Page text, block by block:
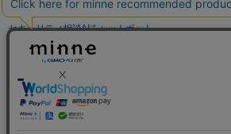
パスワード漏洩診断
Webサイトリスク診断
セキュリティ相談AIチャットボット
実在証明・盗聴対策
サイバー攻撃対策（GMO Flatt Security）
セキュリティ事業の軌跡